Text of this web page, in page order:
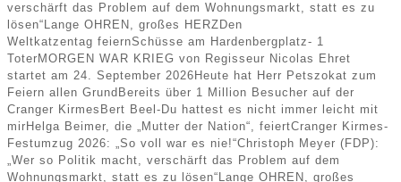
verschärft das Problem auf dem Wohnungsmarkt, statt es zu
lösen“ Lange OHREN, großes HERZ Den
Weltkatzentag feiernSchüsse am Hardenbergplatz- 1
Toter MORGEN WAR KRIEG von Regisseur Nicolas Ehret
startet am 24. September 2026 Heute hat Herr Petszokat zum
Feiern allen Grund Bereits über 1 Million Besucher auf der
Cranger Kirmes Bert Beel-Du hattest es nicht immer leicht mit
mir Helga Beimer, die „Mutter der Nation“, feiertCranger Kirmes-
Festumzug 2026: „So voll war es nie!“Christoph Meyer (FDP):
„Wer so Politik macht, verschärft das Problem auf dem
Wohnungsmarkt, statt es zu lösen“ Lange OHREN, großes